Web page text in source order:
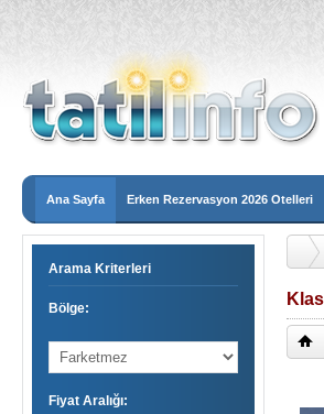
Ana Sayfa Erken Rezervasyon 2026 Otelleri
Arama Kriterleri
Bölge:
Fiyat Aralığı: